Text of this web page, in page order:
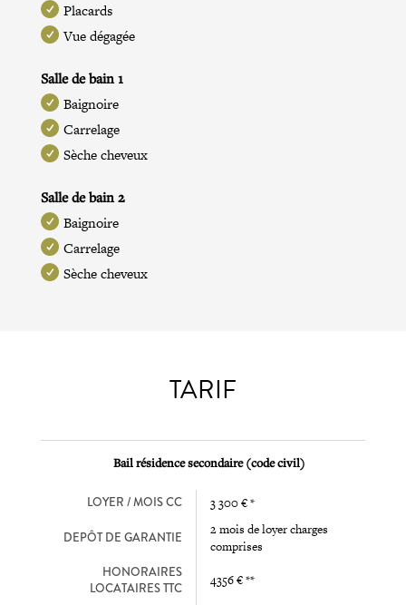
Placards
Vue dégagée
Salle de bain 1
Baignoire
Carrelage
Sèche cheveux
Salle de bain 2
Baignoire
Carrelage
Sèche cheveux
TARIF
Bail résidence secondaire (code civil)
LOYER / MOIS CC 3 300 € *
DEPÔT DE GARANTIE
2 mois de loyer charges
comprises
HONORAIRES
LOCATAIRES TTC
4356 € **